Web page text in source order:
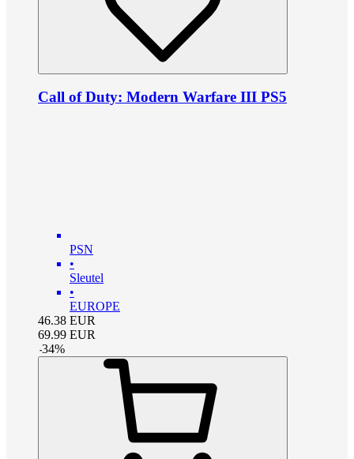
Call of Duty: Modern Warfare III PS5
PSN
•
Sleutel
•
EUROPE
46.38 EUR
69.99 EUR
-34%